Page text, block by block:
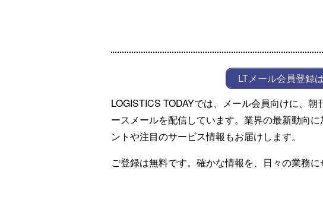
LTメール会員登録
LOGISTICS TODAYでは、メール会員向けに、
ースメールを配信しています。業界の最新動向
ントや注目のサービス情報もお届けします。
ご登録は無料です。確かな情報を、日々の業務に